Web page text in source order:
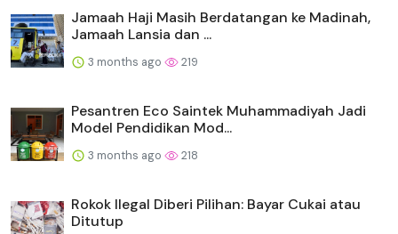
Jamaah Haji Masih Berdatangan ke Madinah,
Jamaah Lansia dan ...
3 months ago 219
Pesantren Eco Saintek Muhammadiyah Jadi
Model Pendidikan Mod...
3 months ago 218
Rokok Ilegal Diberi Pilihan: Bayar Cukai atau
Ditutup